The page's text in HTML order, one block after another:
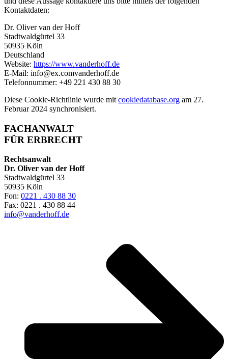
Kontaktdaten:
Dr. Oliver van der Hoff
Stadtwaldgürtel 33
50935 Köln
Deutschland
Website: https://www.vanderhoff.de
E-Mail: info@ex.comvanderhoff.de
Telefonnummer: +49 221 430 88 30
Diese Cookie-Richtlinie wurde mit cookiedatabase.org am 27.
Februar 2024 synchronisiert.
FACHANWALT
FÜR ERBRECHT
Rechtsanwalt
Dr. Oliver van der Hoff
Stadtwaldgürtel 33
50935 Köln
Fon: 0221 . 430 88 30
Fax: 0221 . 430 88 44
info@vanderhoff.de